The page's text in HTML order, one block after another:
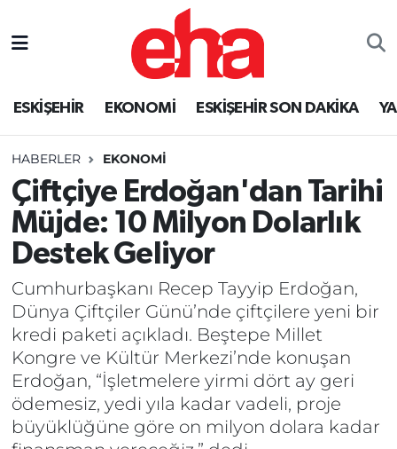
ESKİŞEHİR EKONOMİ ESKİŞEHİR SON DAKİKA
HABERLER EKONOMİ
Çiftçiye Erdoğan'dan Tarihi
Müjde: 10 Milyon Dolarlık
Destek Geliyor
Cumhurbaşkanı Recep Tayyip Erdoğan,
Dünya Çiftçiler Günü’nde çiftçilere yeni bir
kredi paketi açıkladı. Beştepe Millet
Kongre ve Kültür Merkezi’nde konuşan
Erdoğan, “İşletmelere yirmi dört ay geri
ödemesiz, yedi yıla kadar vadeli, proje
büyüklüğüne göre on milyon dolara kadar